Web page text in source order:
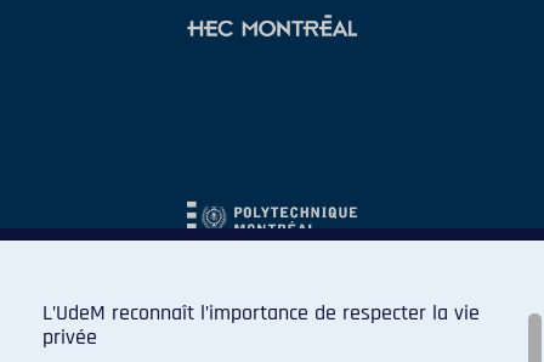
L’UdeM reconnaît l’importance de respecter la vie
privée